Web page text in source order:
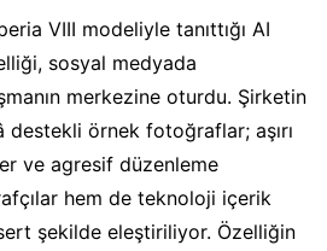
VIII modeliyle tanıttığı AI
sosyal medyada
merkezine oturdu. Şirketin
destekli örnek fotoğraflar; aşırı
ve agresif düzenleme
hem de teknoloji içerik
şekilde eleştiriliyor. Özelliğin